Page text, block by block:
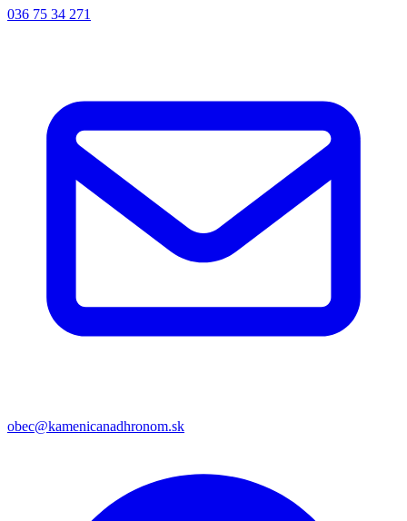
036 75 34 271
obec@kamenicanadhronom.sk